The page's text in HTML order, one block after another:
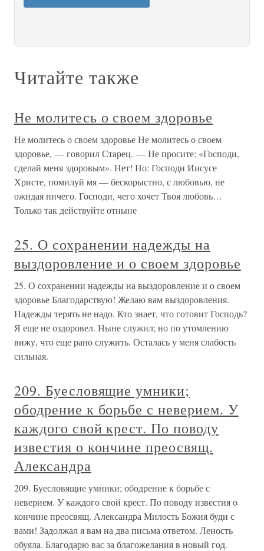
Читайте также
Не молитесь о своем здоровье
Не молитесь о своем здоровье Не молитесь о своем
здоровье, — говорил Старец. — Не просите: «Господи,
сделай меня здоровым». Нет! Но: Господи Иисусе
Христе, помилуй мя — бескорыстно, с любовью, не
ожидая ничего. Господи, чего хочет Твоя любовь…
Только так действуйте отныне
25. О сохранении надежды на
выздоровление и о своем здоровье
25. О сохранении надежды на выздоровление и о своем
здоровье Благодарствую! Желаю вам выздоровления.
Надежды терять не надо. Кто знает, что готовит Господь?
Я еще не оздоровел. Ныне служил; но по утомлению
вижу, что еще рано служить. Осталась у меня слабость
сильная.
209. Буесловящие умники;
ободрение к борьбе с неверием. У
каждого свой крест. По поводу
известия о кончине преосвящ.
Александра
209. Буесловящие умники; ободрение к борьбе с
неверием. У каждого свой крест. По поводу известия о
кончине преосвящ. Александра Милость Божия буди с
вами! Задолжал я вам на два письма ответом. Леность
обуяла. Благодарю вас за благожелания в новый год.